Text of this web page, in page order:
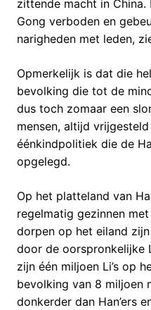
zittende macht in China.
Gong verboden en
narigheden met leden,
Opmerkelijk is dat die
bevolking die tot de
dus toch zomaar een
mensen, altijd
éénkindpolitiek die de
opgelegd.
Op het platteland van
regelmatig gezinnen
dorpen op het eiland
door de oorspronkelijke
zijn één miljoen Li’s op
bevolking van 8 miljoen
donkerder dan Han’ers